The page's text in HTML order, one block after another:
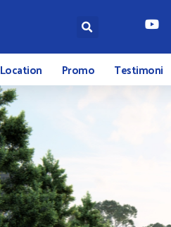
Location Promo Testimoni